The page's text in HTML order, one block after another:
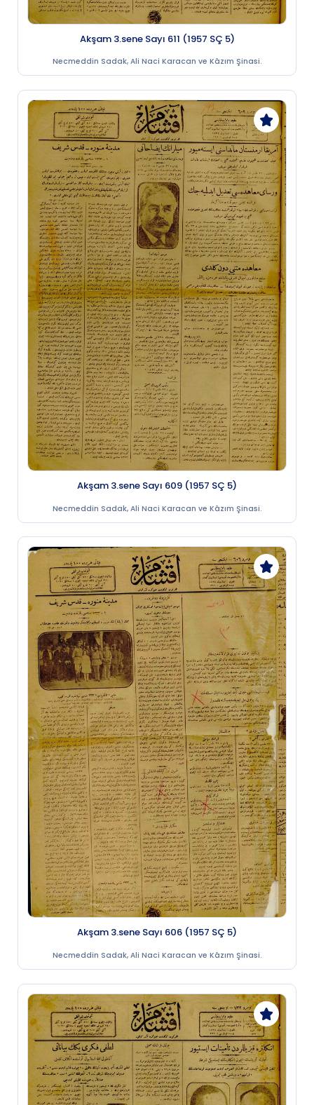
Akşam 3.sene Sayı 611 (1957 SÇ 5)
Necmeddin Sadak, Ali Naci Karacan ve Kâzım Şinasi.
Akşam 3.sene Sayı 609 (1957 SÇ 5)
Necmeddin Sadak, Ali Naci Karacan ve Kâzım Şinasi.
Akşam 3.sene Sayı 606 (1957 SÇ 5)
Necmeddin Sadak, Ali Naci Karacan ve Kâzım Şinasi.